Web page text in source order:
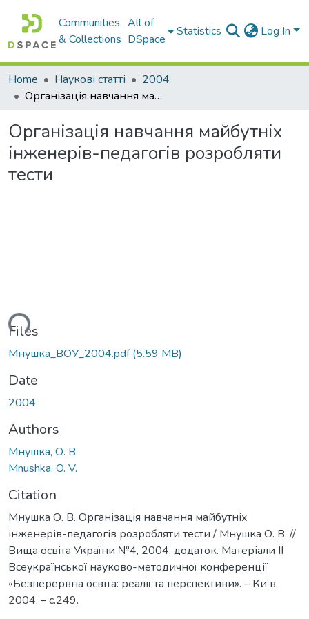
Communities
& Collections
All of
DSpace
Statistics Log In
Home Наукові статті
2004
Організація навчання майбутніх інженерів-педагогів розробляти тести
Організація навчання майбутніх
інженерів-педагогів розробляти
тести
Files
Мнушка_ВОУ_2004.pdf(5.59 MB)
Date
2004
Authors
Мнушка, О. В.
Mnushka, O. V.
Citation
Мнушка О. В. Організація навчання майбутніх
інженерів-педагогів розробляти тести / Мнушка О. В. //
Вища освіта України №4, 2004, додаток. Матеріали ІІ
Всеукраїнської науково-методичної конференції
«Безперервна освіта: реалії та перспективи». – Київ,
2004. – с.249.